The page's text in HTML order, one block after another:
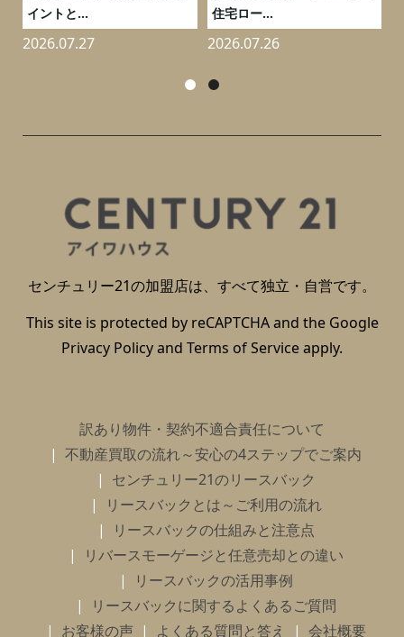
イントと...
2026.07.27
住宅ロー...
2026.07.26
センチュリー21の加盟店は、すべて独立・自営です。
This site is protected by reCAPTCHA and the Google
Privacy Policyand Terms of Serviceapply.
訳あり物件・契約不適合責任について
不動産買取の流れ～安心の4ステップでご案内
センチュリー21のリースバック
リースバックとは～ご利用の流れ
リースバックの仕組みと注意点
リバースモーゲージと任意売却との違い
リースバックの活用事例
リースバックに関するよくあるご質問
お客様の声
よくある質問と答え 会社概要